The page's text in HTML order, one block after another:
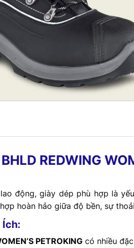
REDWING
động, giày dép phù hợp là yếu
hoàn hảo giữa độ bền, sự
PETROKINGcó nhiều